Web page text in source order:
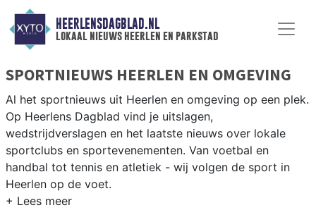
HEERLENSDAGBLAD.NL
lokaal nieuws heerlen en parkstad
SPORTNIEUWS HEERLEN EN OMGEVING
Al het sportnieuws uit Heerlen en omgeving op een plek.
Op Heerlens Dagblad vind je uitslagen,
wedstrijdverslagen en het laatste nieuws over lokale
sportclubs en sportevenementen. Van voetbal en
handbal tot tennis en atletiek - wij volgen de sport in
Heerlen op de voet.